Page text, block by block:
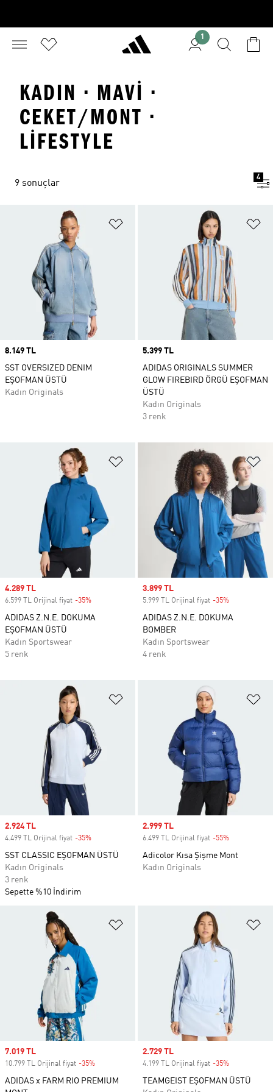
1
KADIN · MAVI ·
CEKET/MONT ·
LIFESTYLE
9 sonuçlar
4
Favori Listesine Ekle
Price
8.149 TL
SST OVERSIZED DENIM
EŞOFMAN ÜSTÜ
Kadın Originals
Price
5.399 TL
ADIDAS ORIGINALS SUMMER
GLOW FIREBIRD ÖRGÜ EŞOFMAN
ÜSTÜ
Kadın Originals
3 renk
Favori Listesine Ekle
Sale price
4.289 TL
6.599 TL Orijinal fiyat -35%
ADIDAS Z.N.E. DOKUMA
EŞOFMAN ÜSTÜ
Kadın Sportswear
5 renk
Sale price
3.899 TL
5.999 TL Orijinal fiyat -35%
ADIDAS Z.N.E. DOKUMA
BOMBER
Kadın Sportswear
4 renk
Favori Listesine Ekle
Sale price
2.924 TL
4.499 TL Orijinal fiyat -35%
SST CLASSIC EŞOFMAN ÜSTÜ
Kadın Originals
3 renk
Sepette %10 İndirim
Sale price
2.999 TL
6.499 TL Orijinal fiyat -55%
Adicolor Kısa Şişme Mont
Kadın Originals
Favori Listesine Ekle
Sale price
7.019 TL
10.799 TL Orijinal fiyat -35%
ADIDAS x FARM RIO PREMIUM
Sale price
2.729 TL
4.199 TL Orijinal fiyat -35%
TEAMGEIST EŞOFMAN ÜSTÜ